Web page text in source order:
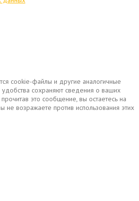
cookie-файлы и другие аналогичные
удобства сохраняют сведения о ваших
прочитав это сообщение, вы остаетесь на
не возражаете против использования этих